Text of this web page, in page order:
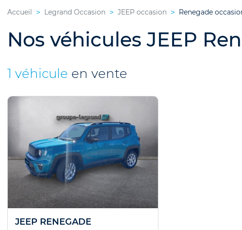
Accueil Legrand Occasion JEEP occasion Renegade
Nos véhicules JEEP
1 véhicule en vente
JEEP RENEGADE